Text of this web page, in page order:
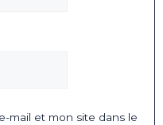
mail et mon site dans le